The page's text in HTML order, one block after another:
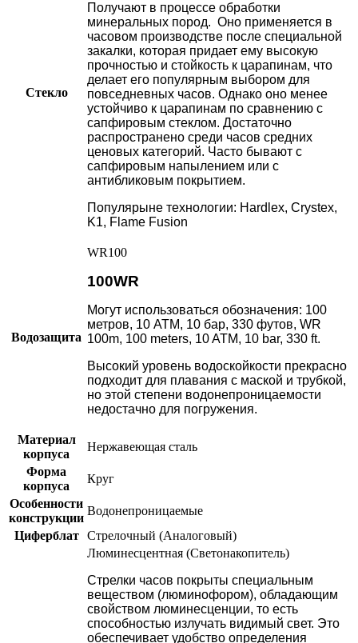
Стекло
Получают в процессе обработки
минеральных пород. Оно применяется в
часовом производстве после специальной
закалки, которая придает ему высокую
прочностью и стойкость к царапинам, что
делает его популярным выбором для
повседневных часов. Однако оно менее
устойчиво к царапинам по сравнению с
сапфировым стеклом. Достаточно
распространено среди часов средних
ценовых категорий. Часто бывают с
сапфировым напылением или с
антибликовым покрытием.
Популярыне технологии: Hardlex, Crystex,
K1, Flame Fusion
Водозащита
WR100
100WR
Могут использоваться обозначения: 100
метров, 10 АТМ, 10 бар, 330 футов, WR
100m, 100 meters, 10 ATM, 10 bar, 330 ft.
Высокий уровень водоскойкости прекрасно
подходит для плавания с маской и трубкой,
но этой степени водонепроницаемости
недостачно для погружения.
Материал
корпуса
Нержавеющая сталь
Форма
корпуса
Круг
Особенности
конструкции
Водонепроницаемые
Циферблат
Стрелочный (Аналоговый)
Люминесцентная (Светонакопитель)
Стрелки часов покрыты специальным
веществом (люминофором), обладающим
свойством люминесценции, то есть
способностью излучать видимый свет. Это
обеспечивает удобство определения